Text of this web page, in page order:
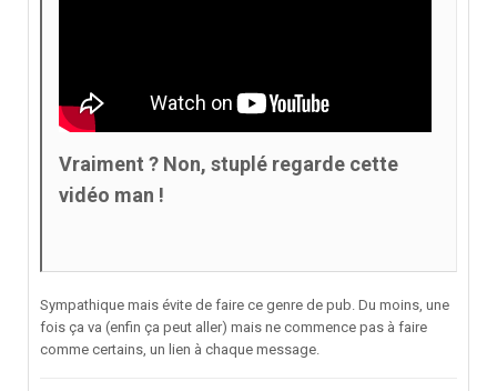
Vraiment ? Non, stuplé regarde cette
vidéo man !
Sympathique mais évite de faire ce genre de pub. Du moins, une
fois ça va (enfin ça peut aller) mais ne commence pas à faire
comme certains, un lien à chaque message.